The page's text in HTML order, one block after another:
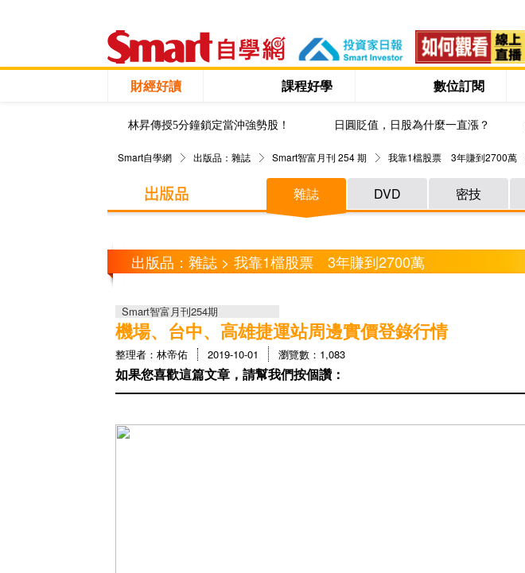
財經好讀 課程好學 數位訂閱
林昇傳授5分鐘鎖定當沖強勢股！ 日圓貶值，日股為什麼一直漲？
Smart自學網 出版品：雜誌 Smart智富月刊 254 期 我靠1檔股票 3年賺到2700萬
雜誌 DVD 密技
出版品：雜誌 > 我靠1檔股票 3年賺到2700萬
Smart智富月刊254期
機場、台中、高雄捷運站周邊實價登錄行情
整理者：林帝佑 2019-10-01 瀏覽數：1,083
如果您喜歡這篇文章，請幫我們按個讚：